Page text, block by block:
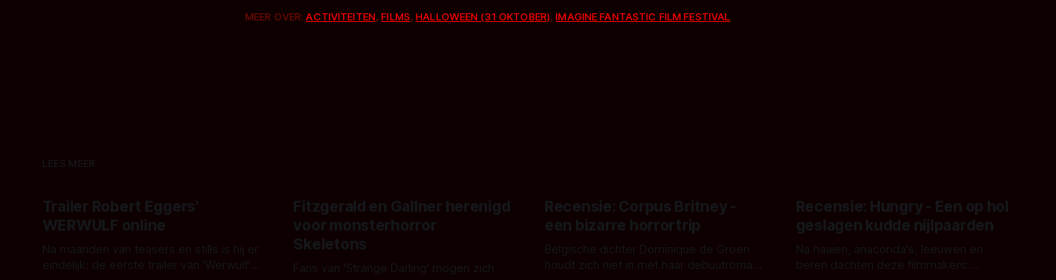
MEER OVER:ACTIVITEITEN,FILMS,HALLOWEEN (31 OKTOBER),IMAGINE FANTASTIC FILM FESTIVAL
LEES MEER
Trailer Robert Eggers'
WERWULF online
Na maanden van teasers en stills is hij er
eindelijk: de eerste trailer van 'Werwulf'.
Fitzgerald en Gallner herenigd
voor monsterhorror
Skeletons
Fans van 'Strange Darling' mogen zich
Recensie: Corpus Britney -
een bizarre horrortrip
Belgische dichter Dominique de Groen
houdt zich niet in met haar debuutroman.
Recensie: Hungry - Een op hol
geslagen kudde nijlpaarden
Na haaien, anaconda's, leeuwen en
beren dachten deze filmmakers: